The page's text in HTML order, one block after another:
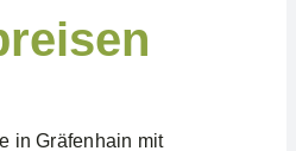
in Gräfenhain mit